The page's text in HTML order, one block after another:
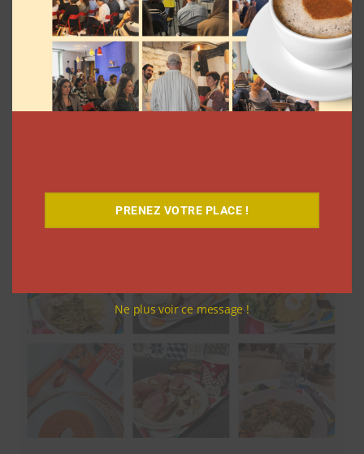
Myriam Roche 8 septembre 2021
PRENEZ VOTRE PLACE !
Ne plus voir ce message !